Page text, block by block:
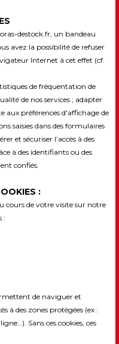
destock.fr, un bandeau
avez la possibilité de refuser
Internet à cet effet (cf.
de fréquentation de
de nos services ; adapter
aux préférences d'affichage de
saisies dans des formulaires
et sécuriser l’accès à des
à des identifiants ou des
confiés.
:
cours de votre visite sur notre
:
de naviguer et
à des zones protégées (ex :
Sans ces cookies, ces